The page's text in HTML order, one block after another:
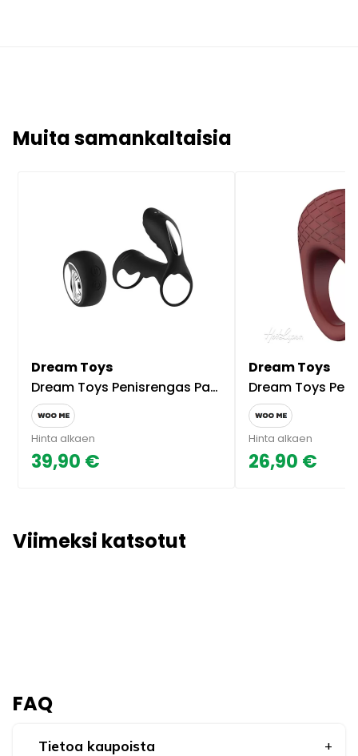
Muita samankaltaisia
Dream Toys
Dream Toys Penisrengas Pariskunnille
Hinta alkaen
39,90 €
Dream Toys
Dream Toys
Hinta alkaen
26,90 €
Viimeksi katsotut
FAQ
Tietoa kaupoista